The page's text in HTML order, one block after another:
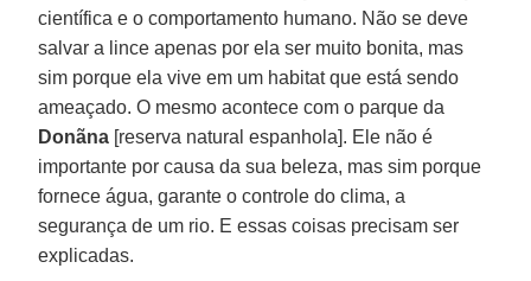
científica e o comportamento humano. Não se deve
salvar a lince apenas por ela ser muito bonita, mas
sim porque ela vive em um habitat que está sendo
ameaçado. O mesmo acontece com o parque da
Donãna [reserva natural espanhola]. Ele não é
importante por causa da sua beleza, mas sim porque
fornece água, garante o controle do clima, a
segurança de um rio. E essas coisas precisam ser
explicadas.